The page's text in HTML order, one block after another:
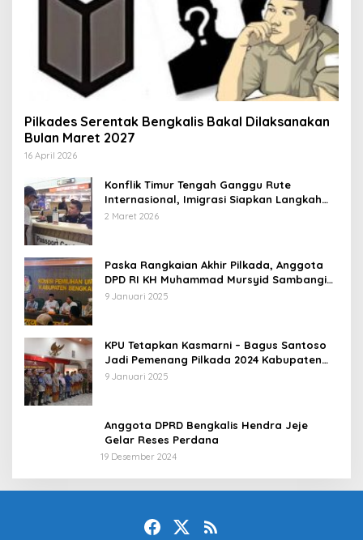
Pilkades Serentak Bengkalis Bakal Dilaksanakan
Bulan Maret 2027
16 April 2026
Konflik Timur Tengah Ganggu Rute
Internasional, Imigrasi Siapkan Langkah
Antisipatif
2 Maret 2026
Paska Rangkaian Akhir Pilkada, Anggota
DPD RI KH Muhammad Mursyid Sambangi
KPU Bengkalis
9 Januari 2025
KPU Tetapkan Kasmarni – Bagus Santoso
Jadi Pemenang Pilkada 2024 Kabupaten
Bengkalis
9 Januari 2025
Anggota DPRD Bengkalis Hendra Jeje
Gelar Reses Perdana
19 Desember 2024